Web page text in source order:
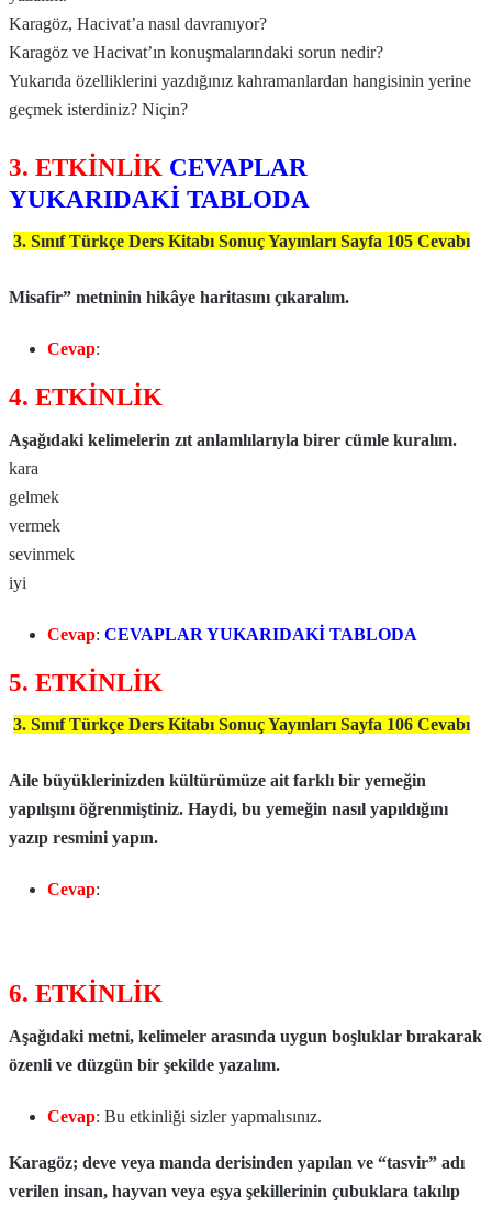
Karagöz, Hacivat’a nasıl davranıyor?
Karagöz ve Hacivat’ın konuşmalarındaki sorun nedir?
Yukarıda özelliklerini yazdığınız kahramanlardan hangisinin yerine
geçmek isterdiniz? Niçin?
3. ETKİNLİK CEVAPLAR
YUKARIDAKİ TABLODA
3. Sınıf Türkçe Ders Kitabı Sonuç Yayınları Sayfa 105 Cevabı
Misafir” metninin hikâye haritasını çıkaralım.
Cevap:
4. ETKİNLİK
Aşağıdaki kelimelerin zıt anlamlılarıyla birer cümle kuralım.
kara
gelmek
vermek
sevinmek
iyi
Cevap: CEVAPLAR YUKARIDAKİ TABLODA
5. ETKİNLİK
3. Sınıf Türkçe Ders Kitabı Sonuç Yayınları Sayfa 106 Cevabı
Aile büyüklerinizden kültürümüze ait farklı bir yemeğin
yapılışını öğrenmiştiniz. Haydi, bu yemeğin nasıl yapıldığını
yazıp resmini yapın.
Cevap:
6. ETKİNLİK
Aşağıdaki metni, kelimeler arasında uygun boşluklar bırakarak
özenli ve düzgün bir şekilde yazalım.
Cevap: Bu etkinliği sizler yapmalısınız.
Karagöz; deve veya manda derisinden yapılan ve “tasvir” adı
verilen insan, hayvan veya eşya şekillerinin çubuklara takılıp